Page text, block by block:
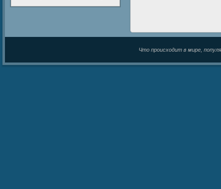
Что происходит в мире,